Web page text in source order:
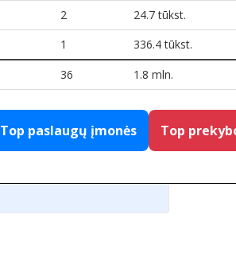
2 24.7 tūkst.
1 336.4 tūkst.
36 1.8 mln.
Top paslaugų įmonės Top